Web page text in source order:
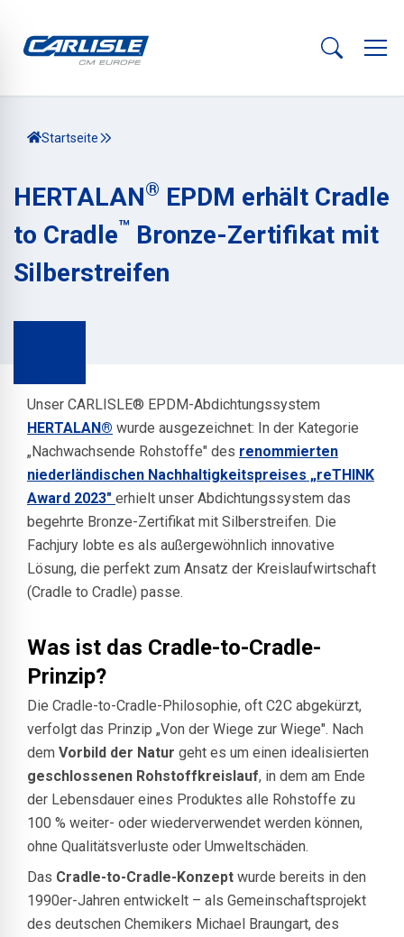
Startseite
HERTALAN® EPDM erhält Cradle
to Cradle™ Bronze-Zertifikat mit
Silberstreifen
Unser CARLISLE® EPDM-Abdichtungssystem
HERTALAN® wurde ausgezeichnet: In der Kategorie
„Nachwachsende Rohstoffe" des renommierten
niederländischen Nachhaltigkeitspreises „reTHINK
Award 2023" erhielt unser Abdichtungssystem das
begehrte Bronze-Zertifikat mit Silberstreifen. Die
Fachjury lobte es als außergewöhnlich innovative
Lösung, die perfekt zum Ansatz der Kreislaufwirtschaft
(Cradle to Cradle) passe.
Was ist das Cradle-to-Cradle-
Prinzip?
Die Cradle-to-Cradle-Philosophie, oft C2C abgekürzt,
verfolgt das Prinzip „Von der Wiege zur Wiege". Nach
dem Vorbild der Natur geht es um einen idealisierten
geschlossenen Rohstoffkreislauf, in dem am Ende
der Lebensdauer eines Produktes alle Rohstoffe zu
100 % weiter- oder wiederverwendet werden können,
ohne Qualitätsverluste oder Umweltschäden.
Das Cradle-to-Cradle-Konzept wurde bereits in den
1990er-Jahren entwickelt – als Gemeinschaftsprojekt
des deutschen Chemikers Michael Braungart, des